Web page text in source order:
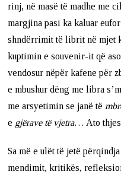
rinj, në masë të madhe me
margjina pasi ka kaluar
shndërrimit të librit në mjet
kuptimin e souvenir-it që
vendosur nëpër kafene për
e mbushur dëng me libra
me arsyetimin se janë të
e gjërave të vjetra… Ato
Sa më e ulët të jetë
mendimit, kritikës,